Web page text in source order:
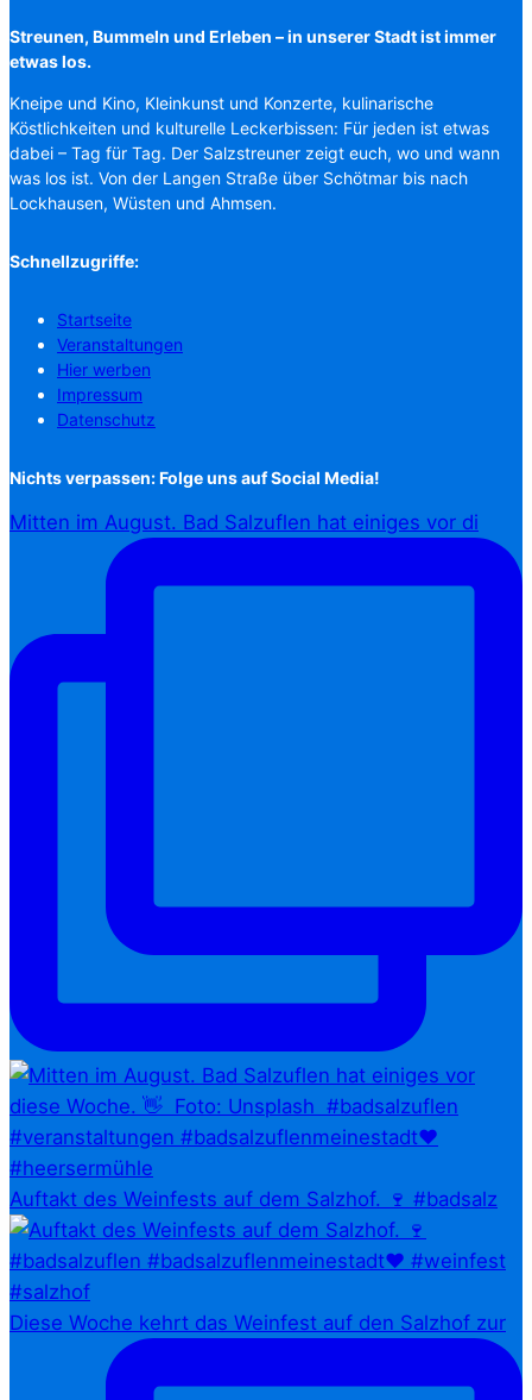
Streunen, Bummeln und Erleben – in unserer Stadt ist immer
etwas los.
Kneipe und Kino, Kleinkunst und Konzerte, kulinarische
Köstlichkeiten und kulturelle Leckerbissen: Für jeden ist etwas
dabei – Tag für Tag. Der Salzstreuner zeigt euch, wo und wann
was los ist. Von der Langen Straße über Schötmar bis nach
Lockhausen, Wüsten und Ahmsen.
Schnellzugriffe:
Startseite
Veranstaltungen
Hier werben
Impressum
Datenschutz
Nichts verpassen: Folge uns auf Social Media!
Mitten im August. Bad Salzuflen hat einiges vor di
Auftakt des Weinfests auf dem Salzhof. 🍷 #badsalz
Diese Woche kehrt das Weinfest auf den Salzhof zur